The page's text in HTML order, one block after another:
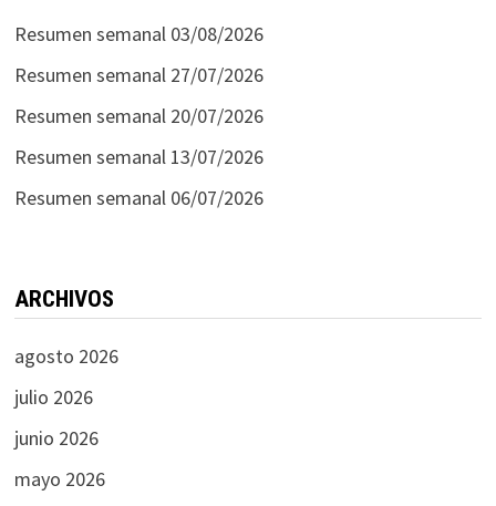
Resumen semanal 03/08/2026
Resumen semanal 27/07/2026
Resumen semanal 20/07/2026
Resumen semanal 13/07/2026
Resumen semanal 06/07/2026
ARCHIVOS
agosto 2026
julio 2026
junio 2026
mayo 2026